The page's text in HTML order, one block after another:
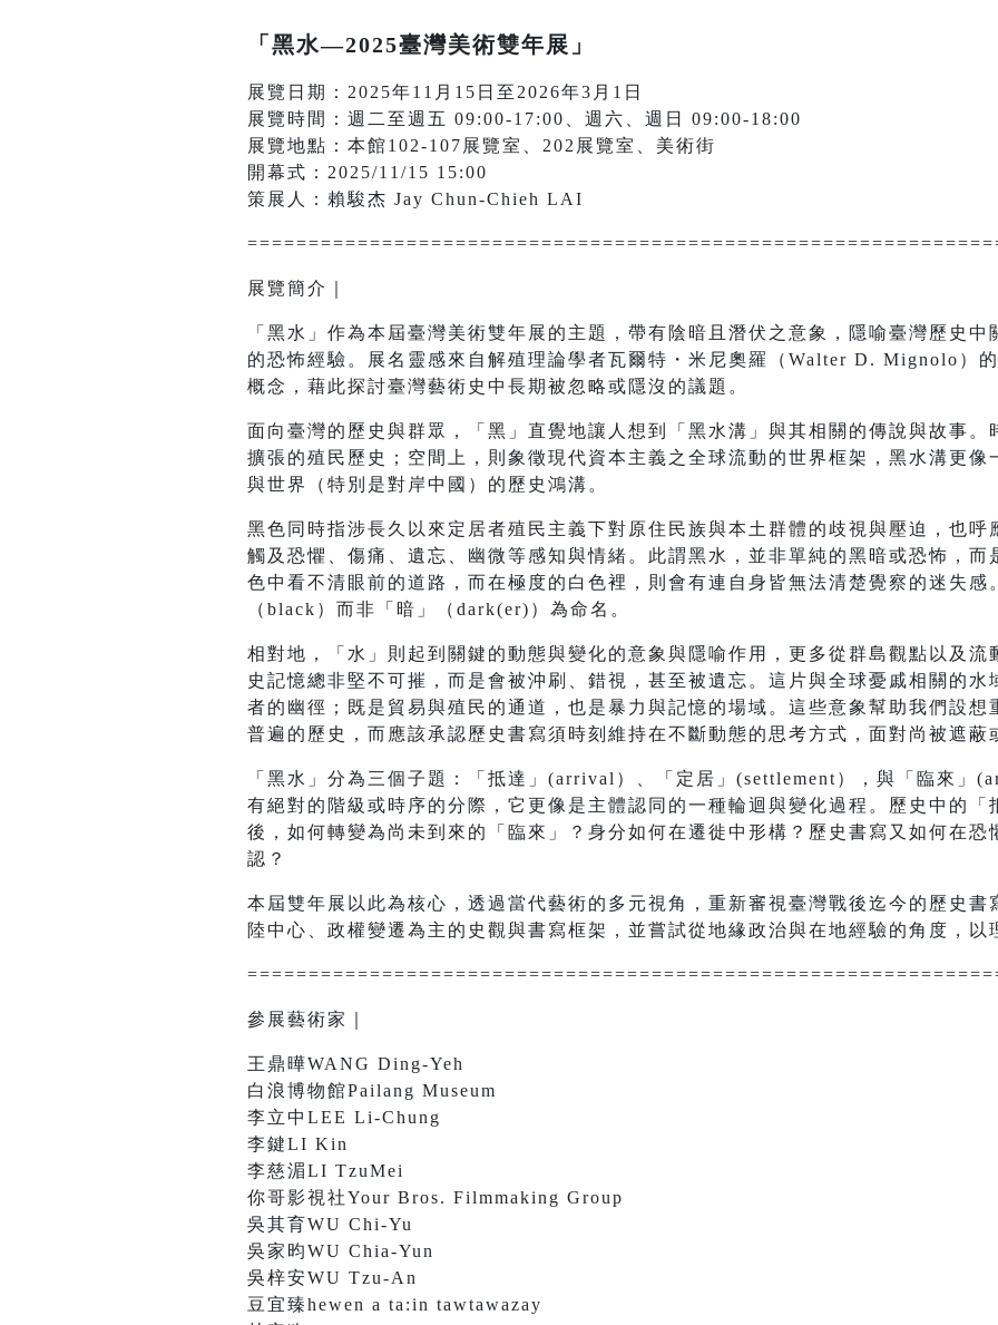
「黑水—2025臺灣美術雙年展」
展覽日期：2025年11月15日至2026年3月1日
展覽時間：週二至週五 09:00-17:00、週六、週日 09:00-18:00
展覽地點：本館102-107展覽室、202展覽室、美術街
開幕式：2025/11/15 15:00
策展人：賴駿杰 Jay Chun-Chieh LAI
展覽簡介｜
「黑水」作為本屆臺灣美術雙年展的主題，帶有陰暗且潛伏之意象，隱喻臺灣歷史
的恐怖經驗。展名靈感來自解殖理論學者瓦爾特・米尼奧羅（Walter D. Mignolo）
概念，藉此探討臺灣藝術史中長期被忽略或隱沒的議題。
面向臺灣的歷史與群眾，「黑」直覺地讓人想到「黑水溝」與其相關的傳說與故事
擴張的殖民歷史；空間上，則象徵現代資本主義之全球流動的世界框架，黑水溝更
與世界（特別是對岸中國）的歷史鴻溝。
黑色同時指涉長久以來定居者殖民主義下對原住民族與本土群體的歧視與壓迫，也
觸及恐懼、傷痛、遺忘、幽微等感知與情緒。此謂黑水，並非單純的黑暗或恐怖，
色中看不清眼前的道路，而在極度的白色裡，則會有連自身皆無法清楚覺察的迷失感
（black）而非「暗」（dark(er)）為命名。
相對地，「水」則起到關鍵的動態與變化的意象與隱喻作用，更多從群島觀點以及
史記憶總非堅不可摧，而是會被沖刷、錯視，甚至被遺忘。這片與全球憂戚相關的
者的幽徑；既是貿易與殖民的通道，也是暴力與記憶的場域。這些意象幫助我們設
普遍的歷史，而應該承認歷史書寫須時刻維持在不斷動態的思考方式，面對尚被遮
「黑水」分為三個子題：「抵達」(arrival）、「定居」(settlement），與「臨來」
有絕對的階級或時序的分際，它更像是主體認同的一種輪迴與變化過程。歷史中的「
後，如何轉變為尚未到來的「臨來」？身分如何在遷徙中形構？歷史書寫又如何在恐
認？
本屆雙年展以此為核心，透過當代藝術的多元視角，重新審視臺灣戰後迄今的歷史
陸中心、政權變遷為主的史觀與書寫框架，並嘗試從地緣政治與在地經驗的角度，
參展藝術家｜
王鼎曄WANG Ding-Yeh
白浪博物館Pailang Museum
李立中LEE Li-Chung
李鍵LI Kin
李慈湄LI TzuMei
你哥影視社Your Bros. Filmmaking Group
吳其育WU Chi-Yu
吳家昀WU Chia-Yun
吳梓安WU Tzu-An
豆宜臻hewen a ta:in tawtawazay